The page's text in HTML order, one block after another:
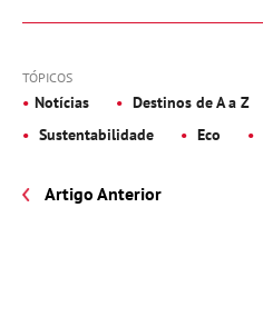
TÓPICOS
Notícias Destinos de A a Z
Sustentabilidade
Eco
Artigo Anterior